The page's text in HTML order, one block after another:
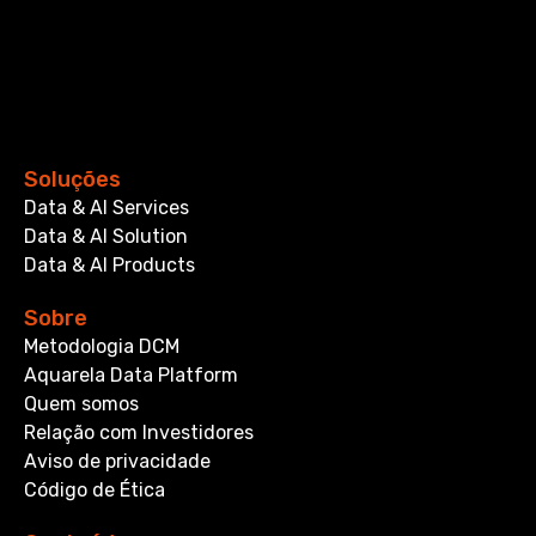
Soluções
Data & AI Services
Data & AI Solution
Data & AI Products
Sobre
Metodologia DCM
Aquarela Data Platform
Quem somos
Relação com Investidores
Aviso de privacidade
Código de Ética